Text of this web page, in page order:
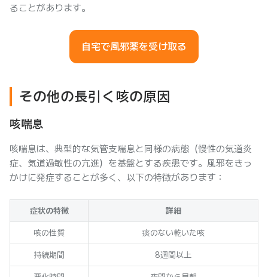
ることがあります。
自宅で風邪薬を受け取る
その他の長引く咳の原因
咳喘息
咳喘息は、典型的な気管支喘息と同様の病態（慢性の気道炎
症、気道過敏性の亢進）を基盤とする疾患です。風邪をきっ
かけに発症することが多く、以下の特徴があります：
症状の特徴 詳細
咳の性質 痰のない乾いた咳
持続期間 8週間以上